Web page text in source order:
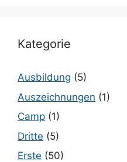
Kategorie
Ausbildung (5)
Auszeichnungen (1)
Camp (1)
Dritte (5)
Erste (50)